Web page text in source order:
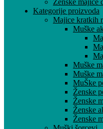
Ženske majice
Kategorije proizvoda
Majice kratkih
Muške
Muške
Muške
MuŠke
Ženske
Ženske
Ženske
Ženske